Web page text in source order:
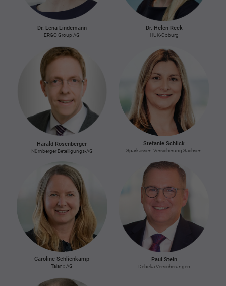
Dr. Lena Lindemann
ERGO Group AG
Dr. Helen Reck
HUK-Coburg
Harald Rosenberger
Nürnberger Beteiligungs-AG
Stefanie Schlick
Sparkassen-Versicherung Sachsen
Caroline Schlienkamp
Talanx AG
Paul Stein
Debeka Versicherungen